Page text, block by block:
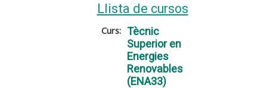
Llista de cursos
Curs: Tècnic
Superior en
Energies
Renovables
(ENA33)